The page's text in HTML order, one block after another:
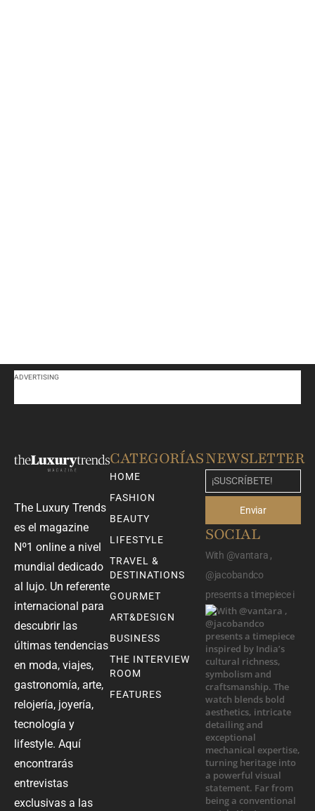
ADVERTISING
The Luxury Trends
es el magazine
Nº1 online a nivel
mundial dedicado
al lujo. Un referente
internacional para
descubrir las
últimas tendencias
en moda, viajes,
gastronomía, arte,
relojería, joyería,
tecnología y
lifestyle. Aquí
encontrarás
entrevistas
exclusivas a las
CATEGORÍAS
HOME
FASHION
BEAUTY
LIFESTYLE
TRAVEL &
DESTINATIONS
GOURMET
ART&DESIGN
BUSINESS
THE INTERVIEW
ROOM
FEATURES
NEWSLETTER
Enviar
SOCIAL
With @vantara ,
@jacobandco
presents a timepiece i